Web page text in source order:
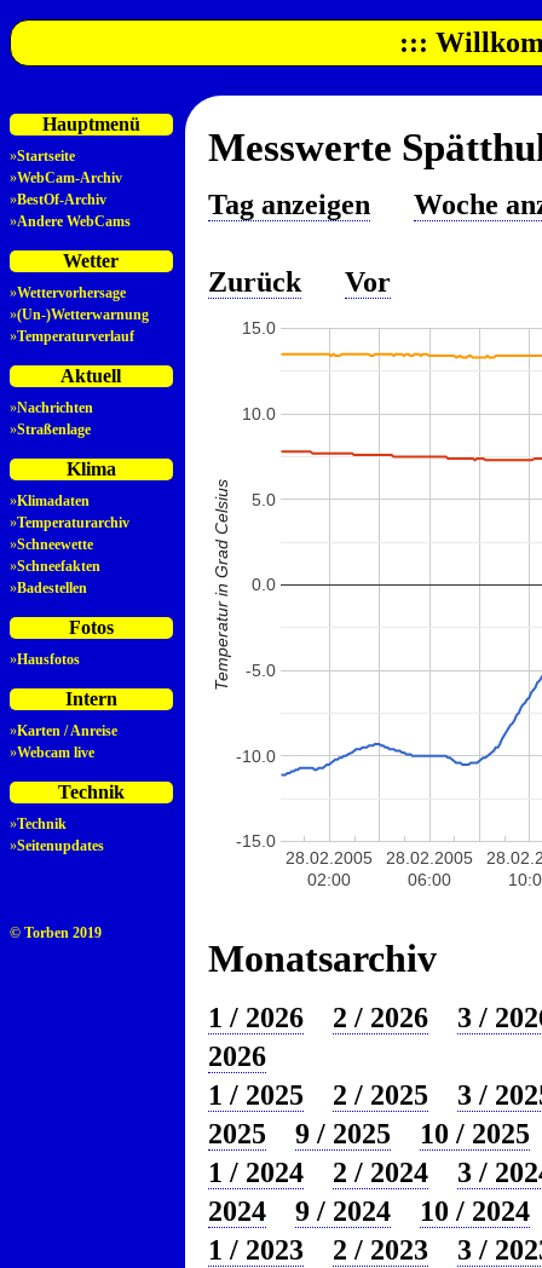
:::
Hauptmenü
»Startseite
»WebCam-Archiv
»BestOf-Archiv
»Andere WebCams
Wetter
»Wettervorhersage
»(Un-)Wetterwarnung
»Temperaturverlauf
Aktuell
»Nachrichten
»Straßenlage
Klima
»Klimadaten
»Temperaturarchiv
»Schneewette
»Schneefakten
»Badestellen
Fotos
»Hausfotos
Intern
»Karten / Anreise
»Webcam live
Technik
»Technik
»Seitenupdates
© Torben 2019
Messwerte
Tag anzeigen Woche
Zurück Vor
28.02.2005
02:00
28.02.2005
06:00
-15.0
-10.0
-5.0
0.0
5.0
10.0
15.0
Temperatur in Grad Celsius
Monatsarchiv
1 / 2026 2 / 2026
3 /
2026
1 / 2025
2 / 2025
3 /
2025
9 / 2025
10 / 2025
1 / 2024
2 / 2024
3 /
2024
9 / 2024
10 / 2024
1 / 2023
2 / 2023
3 /